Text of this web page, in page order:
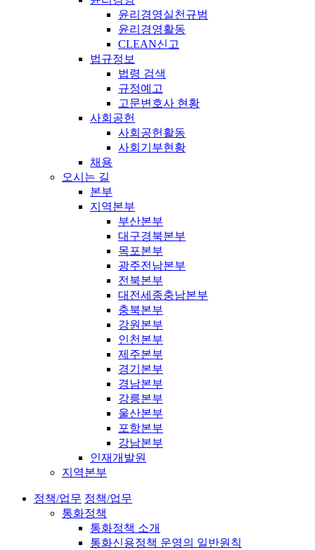
윤리경영실천규범
윤리경영활동
CLEAN신고
법규정보
법령 검색
규정예고
고문변호사 현황
사회공헌
사회공헌활동
사회기부현황
채용
오시는 길
본부
지역본부
부산본부
대구경북본부
목포본부
광주전남본부
전북본부
대전세종충남본부
충북본부
강원본부
인천본부
제주본부
경기본부
경남본부
강릉본부
울산본부
포항본부
강남본부
인재개발원
지역본부
정책/업무 정책/업무
통화정책
통화정책 소개
통화신용정책 운영의 일반원칙